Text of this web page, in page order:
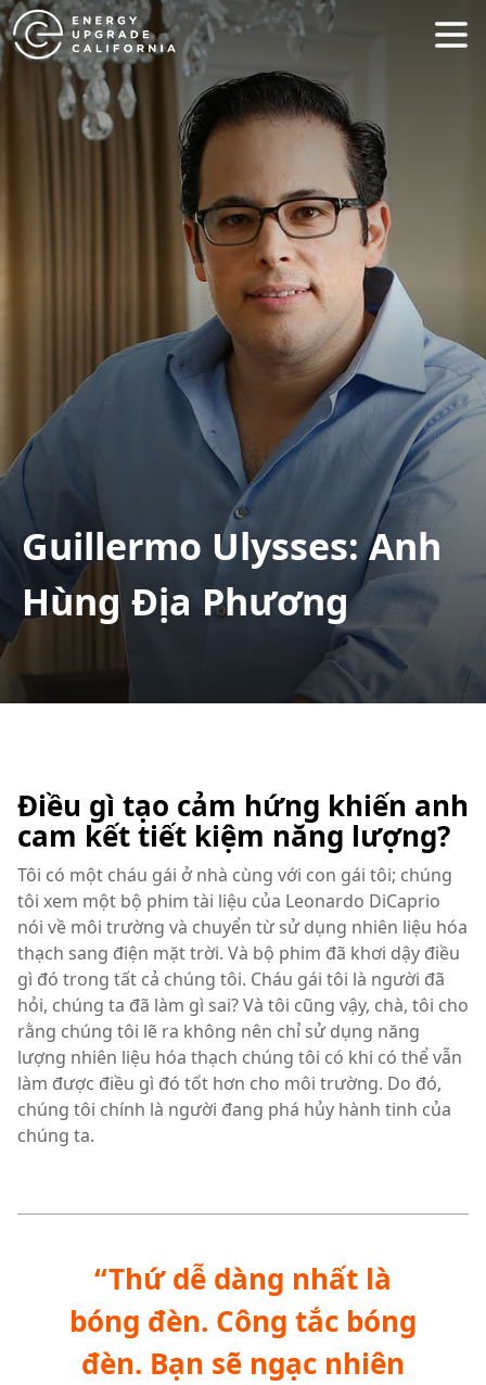
Guillermo Ulysses: Anh
Hùng Địa Phương
Điều gì tạo cảm hứng khiến anh
cam kết tiết kiệm năng lượng?
Tôi có một cháu gái ở nhà cùng với con gái tôi; chúng
tôi xem một bộ phim tài liệu của Leonardo DiCaprio
nói về môi trường và chuyển từ sử dụng nhiên liệu hóa
thạch sang điện mặt trời. Và bộ phim đã khơi dậy điều
gì đó trong tất cả chúng tôi. Cháu gái tôi là người đã
hỏi, chúng ta đã làm gì sai? Và tôi cũng vậy, chà, tôi cho
rằng chúng tôi lẽ ra không nên chỉ sử dụng năng
lượng nhiên liệu hóa thạch chúng tôi có khi có thể vẫn
làm được điều gì đó tốt hơn cho môi trường. Do đó,
chúng tôi chính là người đang phá hủy hành tinh của
chúng ta.
“Thứ dễ dàng nhất là
bóng đèn. Công tắc bóng
đèn. Bạn sẽ ngạc nhiên